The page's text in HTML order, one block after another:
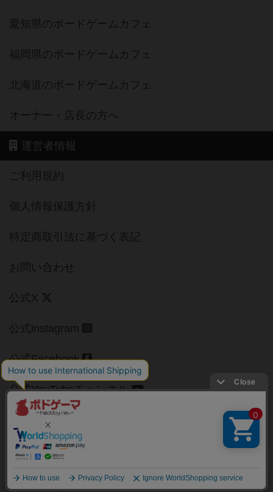
愛知県のボードゲームカフェ
福岡県のボードゲームカフェ
北海道のボードゲームカフェ
オーナー・店長の方へ
運営者情報
ご利用規約
個人情報保護方針
特定商取引法に基づく表記
お問い合わせ
公式X
公式instagram
公式Facebook
公式YouTubeチャンネル